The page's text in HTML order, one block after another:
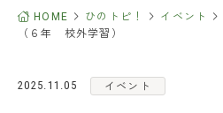
ひのトピ！
HOME ひのトピ！ イベント
（６年 校外学習）
2025.11.05 イベント